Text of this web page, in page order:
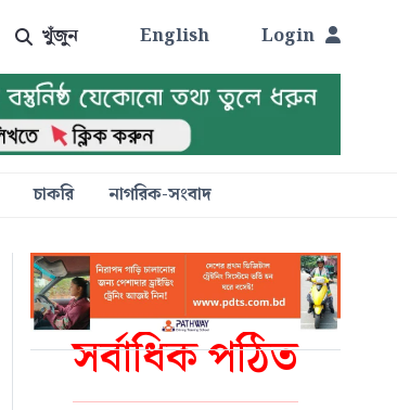
খুঁজুন English Login
চাকরি নাগরিক-সংবাদ
সর্বাধিক পঠিত